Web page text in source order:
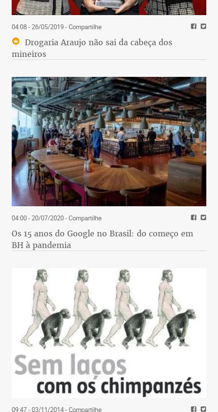
04:08 - 26/05/2019- Compartilhe
Drogaria Araujo não sai da cabeça dos
mineiros
04:00 - 20/07/2020- Compartilhe
Os 15 anos do Google no Brasil: do começo em
BH à pandemia
09:47 - 03/11/2014- Compartilhe